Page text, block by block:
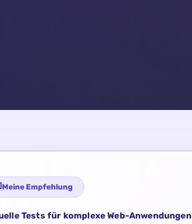
Meine Empfehlung
Tests für komplexe Web-Anwendungen